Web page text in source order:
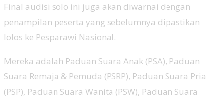
Final audisi solo ini juga akan diwarnai dengan
penampilan peserta yang sebelumnya dipastikan
lolos ke Pesparawi Nasional.
Mereka adalah Paduan Suara Anak (PSA), Paduan
Suara Remaja & Pemuda (PSRP), Paduan Suara Pria
(PSP), Paduan Suara Wanita (PSW), Paduan Suara